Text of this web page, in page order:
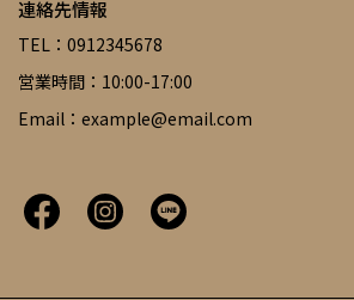
連絡先情報
TEL：0912345678
営業時間：10:00-17:00
Email：example@email.com